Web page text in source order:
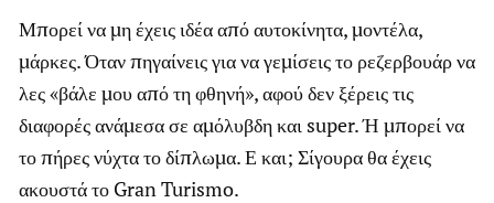
Μπορεί να μη έχεις ιδέα από αυτοκίνητα, μοντέλα,
μάρκες. Όταν πηγαίνεις για να γεμίσεις το ρεζερβουάρ να
λες «βάλε μου από τη φθηνή», αφού δεν ξέρεις τις
διαφορές ανάμεσα σε αμόλυβδη και super. Ή μπορεί να
το πήρες νύχτα το δίπλωμα. Ε και; Σίγουρα θα έχεις
ακουστά το Gran Turismo.